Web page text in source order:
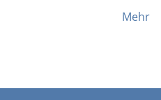
Mehr